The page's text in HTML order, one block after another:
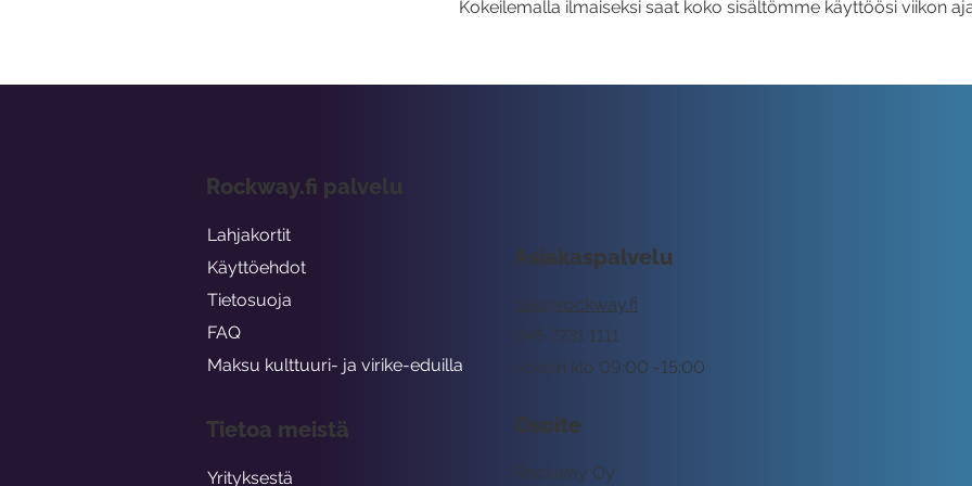
Kokeilemalla ilmaiseksi saat koko sisältömme käyttöösi viikon
Asiakaspalvelu
tuki@rockway.fi
Arkisin klo 09:00 -15:00
045 7731 1111
Osoite
Rockway Oy
Rockway.fi palvelu
Lahjakortit
Käyttöehdot
Tietosuoja
FAQ
Maksu kulttuuri- ja virike-eduilla
Tietoa meistä
Yrityksestä